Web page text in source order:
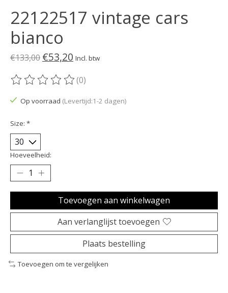
22122517 vintage cars
bianco
€133,00 €53,20 Incl. btw
De beoordeling van dit product is
(0)
Op voorraad (Levertijd:1-2 dagen)
Size: *
Hoeveelheid:
Toevoegen aan winkelwagen
Aan verlanglijst toevoegen
Plaats bestelling
Toevoegen om te vergelijken